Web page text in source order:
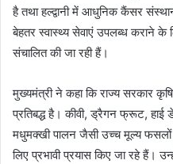
है तथा हल्द्वानी में आधुनिक कैंसर
बेहतर स्वास्थ्य सेवाएं उपलब्ध कराने के
संचालित की जा रही हैं।
मुख्यमंत्री ने कहा कि राज्य सरकार
प्रतिबद्ध है। कीवी, ड्रैगन फ्रूट, हाई
मधुमक्खी पालन जैसी उच्च मूल्य फसलों
लिए प्रभावी प्रयास किए जा रहे हैं।